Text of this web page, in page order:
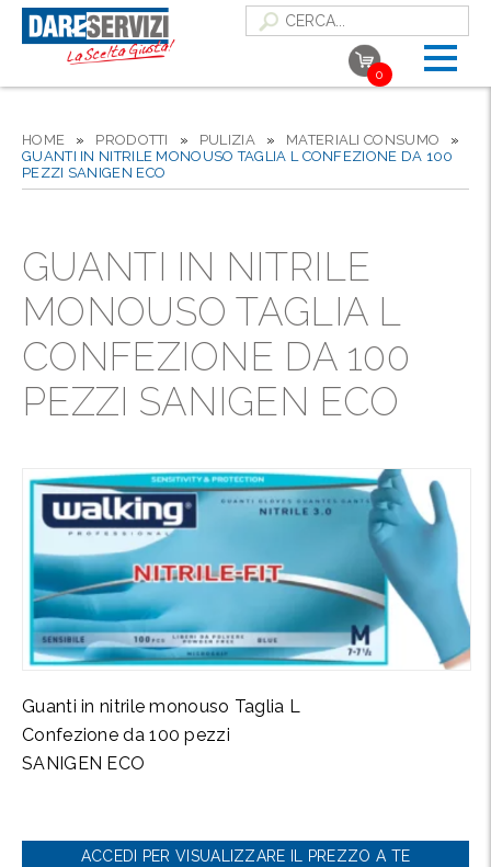
0
HOME » PRODOTTI » PULIZIA» MATERIALI CONSUMO »
GUANTI IN NITRILE MONOUSO TAGLIA L CONFEZIONE DA 100
PEZZI SANIGEN ECO
GUANTI IN NITRILE
MONOUSO TAGLIA L
CONFEZIONE DA 100
PEZZI SANIGEN ECO
Guanti in nitrile monouso Taglia L
Confezione da 100 pezzi
SANIGEN ECO
ACCEDI PER VISUALIZZARE IL PREZZO A TE